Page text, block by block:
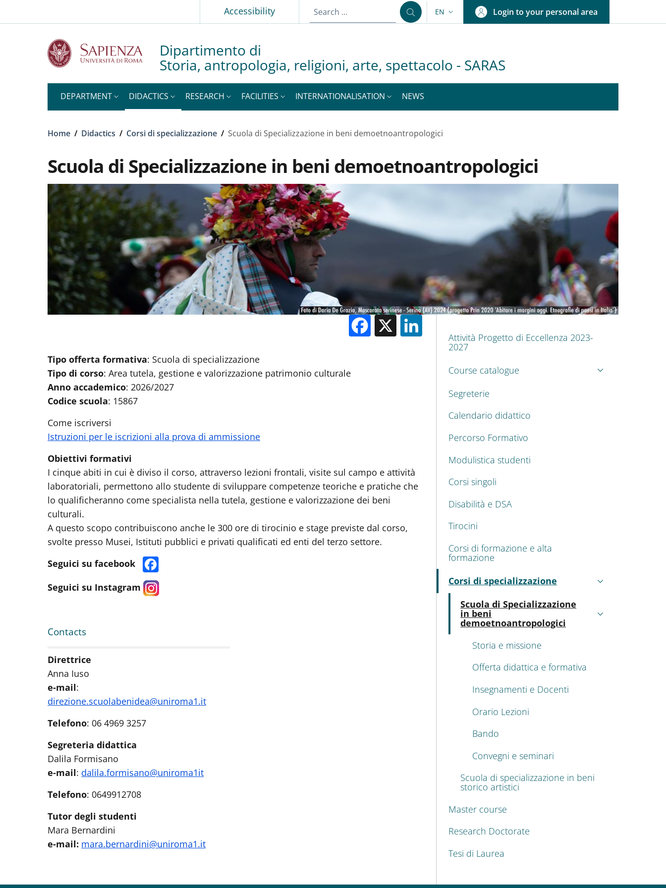
Slim topAccessibility LANGUAGE SWITCHER: CURRENT LANGUAGE
EN Login to your personal area
Dipartimento di
Storia, antropologia, religioni, arte, spettacolo - SARAS
DEPARTMENT DIDACTICS RESEARCH FACILITIES INTERNATIONALISATION NEWS
Breadcrumb
Home / Didactics / Corsi di specializzazione / Scuola di Specializzazione in beni demoetnoantropologici
Scuola di Specializzazione in beni demoetnoantropologici
Facebook
X
Tipo offerta formativa: Scuola di specializzazione
Tipo di corso: Area tutela, gestione e valorizzazione patrimonio culturale
Anno accademico: 2026/2027
Codice scuola: 15867
Come iscriversi
Istruzioni per le iscrizioni alla prova di ammissione
Obiettivi formativi
I cinque abiti in cui è diviso il corso, attraverso lezioni frontali, visite sul campo e attività
laboratoriali, permettono allo studente di sviluppare competenze teoriche e pratiche che
lo qualificheranno come specialista nella tutela, gestione e valorizzazione dei beni
culturali.
A questo scopo contribuiscono anche le 300 ore di tirocinio e stage previste dal corso,
svolte presso Musei, Istituti pubblici e privati qualificati ed enti del terzo settore.
Seguici su facebook
Seguici su Instagram
Contacts
Direttrice
Anna Iuso
e-mail:
direzione.scuolabenidea@uniroma1.it
Telefono: 06 4969 3257
Segreteria didattica
Dalila Formisano
e-mail: dalila.formisano@uniroma1it
Telefono: 0649912708
Tutor degli studenti
Mara Bernardini
e-mail: mara.bernardini@uniroma1.it
MENU CEV SECOND NAVIGATION
Attività Progetto di Eccellenza 2023-
2027
Course catalogue
Segreterie
Calendario didattico
Percorso Formativo
Modulistica studenti
Corsi singoli
Disabilità e DSA
Tirocini
Corsi di formazione e alta
formazione
Corsi di specializzazione
Active
Scuola di Specializzazione
in beni
demoetnoantropologici
Active
Storia e missione
Offerta didattica e formativa
Insegnamenti e Docenti
Orario Lezioni
Bando
Convegni e seminari
Scuola di specializzazione in beni
storico artistici
Master course
Research Doctorate
Tesi di Laurea